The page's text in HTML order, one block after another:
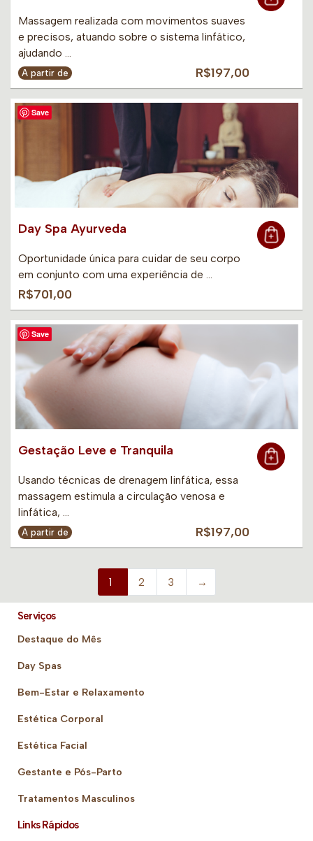
Massagem realizada com movimentos suaves
e precisos, atuando sobre o sistema linfático,
ajudando …
A partir de R$197,00
Save
Day Spa Ayurveda
Oportunidade única para cuidar de seu corpo
em conjunto com uma experiência de …
R$701,00
Save
Gestação Leve e Tranquila
Usando técnicas de drenagem linfática, essa
massagem estimula a circulação venosa e
linfática, …
A partir de R$197,00
1 2 3 →
Serviços
Destaque do Mês
Day Spas
Bem-Estar e Relaxamento
Estética Corporal
Estética Facial
Gestante e Pós-Parto
Tratamentos Masculinos
Links Rápidos